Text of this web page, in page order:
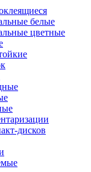
белые
цветные
дисков